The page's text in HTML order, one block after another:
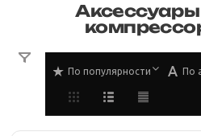
По популярности По